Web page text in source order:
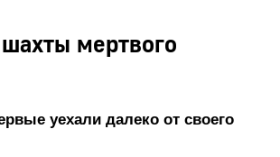
мертвого
уехали далеко от своего